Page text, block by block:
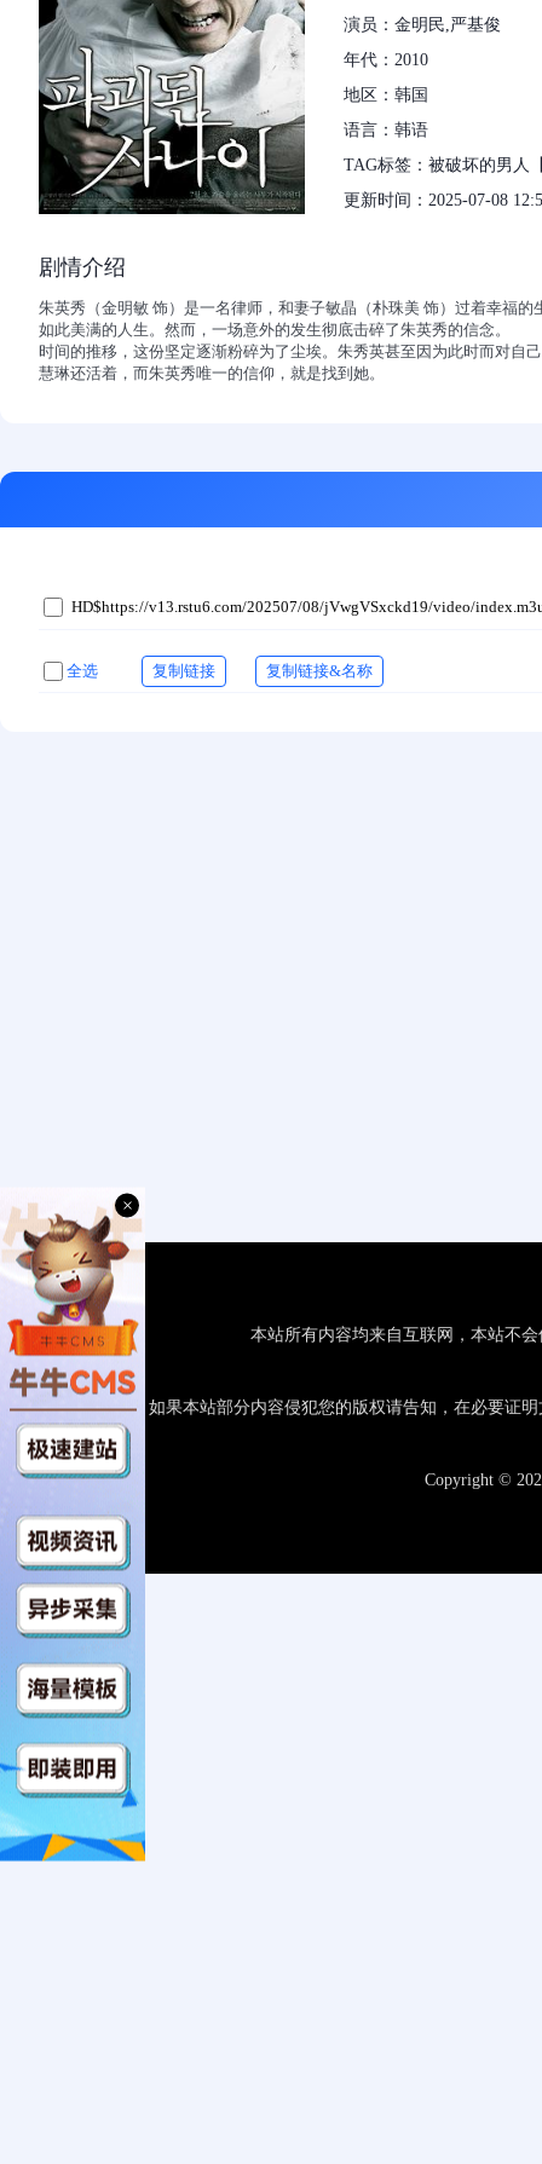
演员：金明民,严基俊
年代：2010
地区：韩国
语言：韩语
TAG标签：被破坏的男人
更新时间：2025-07-08
剧情介绍
朱英秀（金明敏 饰）是一名律师，和妻子敏晶（朴珠美 饰）过着幸福
如此美满的人生。然而，一场意外的发生彻底击碎了朱英秀的信念。
时间的推移，这份坚定逐渐粉碎为了尘埃。朱秀英甚至因为此时而对自
慧琳还活着，而朱英秀唯一的信仰，就是找到她。
HD$https://v13.rstu6.com/202507/08/jVwgVSxckd19/video/
全选 复制链接 复制链接&名称
本站所有内容均来自互联网，本站不
如果本站部分内容侵犯您的版权请告知，在必要证
Copyright ©
×